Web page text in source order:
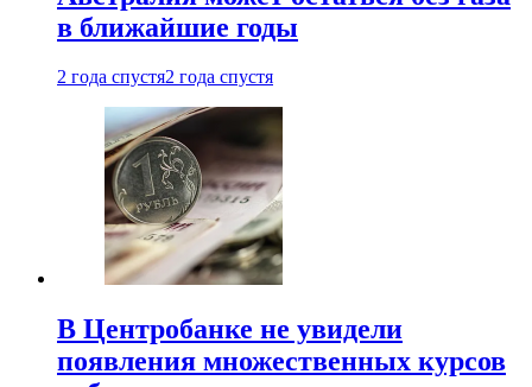
в ближайшие годы
2 года спустя2 года спустя
В Центробанке не увидели
появления множественных курсов